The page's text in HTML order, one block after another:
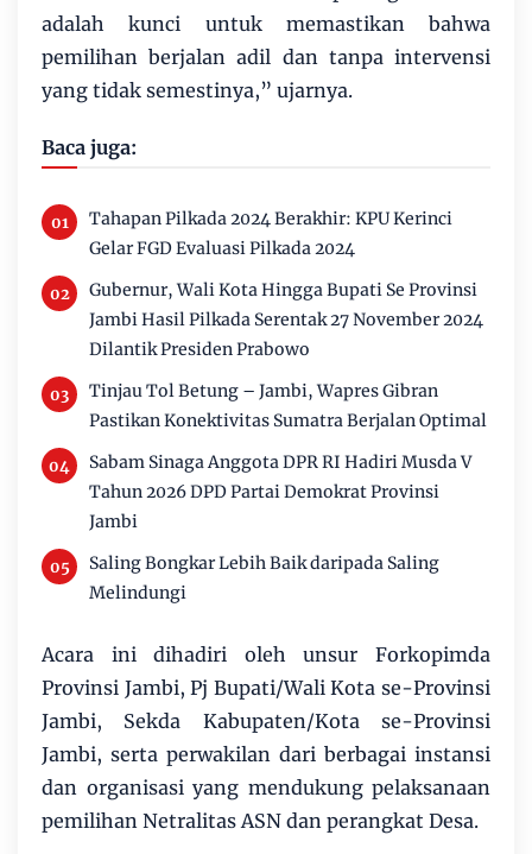
adalah kunci untuk memastikan bahwa
pemilihan berjalan adil dan tanpa intervensi
yang tidak semestinya,” ujarnya.
Baca juga:
Tahapan Pilkada 2024 Berakhir: KPU Kerinci
Gelar FGD Evaluasi Pilkada 2024
Gubernur, Wali Kota Hingga Bupati Se Provinsi
Jambi Hasil Pilkada Serentak 27 November 2024
Dilantik Presiden Prabowo
Tinjau Tol Betung – Jambi, Wapres Gibran
Pastikan Konektivitas Sumatra Berjalan Optimal
Sabam Sinaga Anggota DPR RI Hadiri Musda V
Tahun 2026 DPD Partai Demokrat Provinsi
Jambi
Saling Bongkar Lebih Baik daripada Saling
Melindungi
Acara ini dihadiri oleh unsur Forkopimda
Provinsi Jambi, Pj Bupati/Wali Kota se-Provinsi
Jambi, Sekda Kabupaten/Kota se-Provinsi
Jambi, serta perwakilan dari berbagai instansi
dan organisasi yang mendukung pelaksanaan
pemilihan Netralitas ASN dan perangkat Desa.